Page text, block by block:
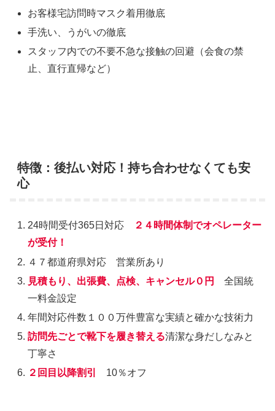
お客様宅訪問時マスク着用徹底
手洗い、うがいの徹底
スタッフ内での不要不急な接触の回避（会食の禁
止、直行直帰など）
特徴：後払い対応！持ち合わせなくても安
心
24時間受付365日対応
２４時間体制でオペレーター
が受付！
４７都道府県対応 営業所あり
見積もり、出張費、点検、キャンセル０円
全国統
一料金設定
年間対応件数１００万件豊富な実績と確かな技術力
訪問先ごとで靴下を履き替える清潔な身だしなみと
丁寧さ
２回目以降割引
10％オフ